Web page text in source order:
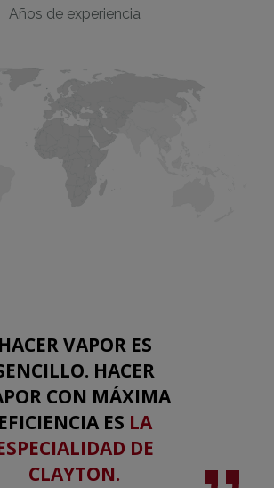
Años de experiencia
HACER VAPOR ES
HACER
CON MÁXIMA
EFICIENCIA ES LA
DE
CLAYTON.